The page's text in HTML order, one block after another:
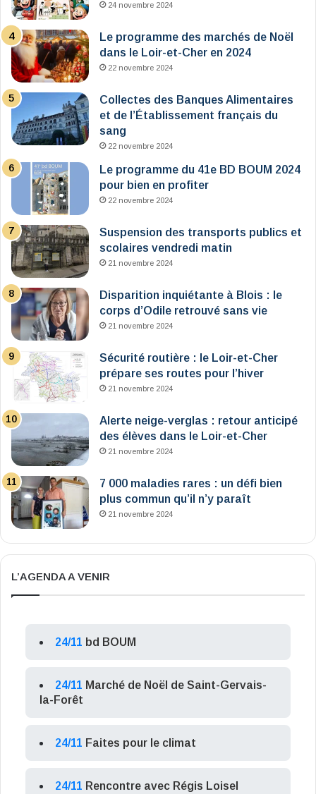
24 novembre 2024
Le programme des marchés de Noël
dans le Loir-et-Cher en 2024
22 novembre 2024
Collectes des Banques Alimentaires
et de l’Établissement français du
sang
22 novembre 2024
Le programme du 41e BD BOUM 2024
pour bien en profiter
22 novembre 2024
Suspension des transports publics et
scolaires vendredi matin
21 novembre 2024
Disparition inquiétante à Blois : le
corps d’Odile retrouvé sans vie
21 novembre 2024
Sécurité routière : le Loir-et-Cher
prépare ses routes pour l’hiver
21 novembre 2024
Alerte neige-verglas : retour anticipé
des élèves dans le Loir-et-Cher
21 novembre 2024
7 000 maladies rares : un défi bien
plus commun qu’il n’y paraît
21 novembre 2024
L’AGENDA A VENIR
24/11 bd BOUM
24/11 Marché de Noël de Saint-Gervais-
la-Forêt
24/11 Faites pour le climat
24/11 Rencontre avec Régis Loisel